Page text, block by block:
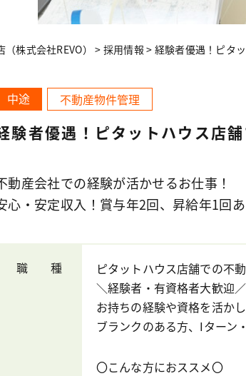
株式会社REVO） > 採用情報 > 経験者優遇！ピタ
中途 不動産物件管理
験者優遇！ピタットハウス店
動産会社での経験が活かせるお仕事！
心・安定収入！賞与年2回、昇給年1回
職 種
ピタットハウス店舗での不
＼経験者・有資格者大歓迎／
お持ちの経験や資格を活か
ブランクのある方、Iターン
〇こんな方におススメ〇